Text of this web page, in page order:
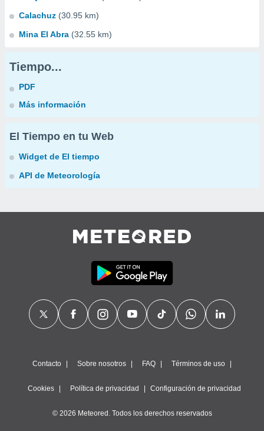
Calachuz (30.95 km)
Mina El Abra (32.55 km)
Tiempo...
PDF
Más información
El Tiempo en tu Web
Widget de El tiempo
API de Meteorología
Contacto Sobre nosotros FAQ Términos de uso
Cookies Política de privacidad Configuración de privacidad
© 2026 Meteored. Todos los derechos reservados